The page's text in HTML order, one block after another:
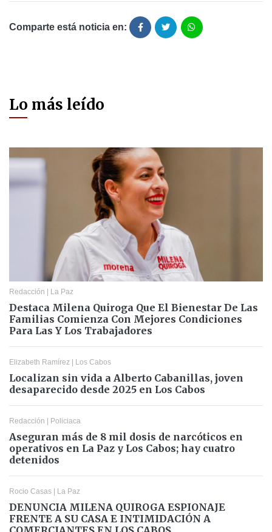
Comparte está noticia en:
Lo más leído
Redacción La Paz
Destaca Milena Quiroga Que El Bienestar De Las
Familias Comienza Con Mejores Condiciones
Para Las Y Los Trabajadores
Elizabeth Ramírez Los Cabos
Localizan sin vida a Alberto Cabanillas, joven
desaparecido desde 2025 en Los Cabos
Redacción Policiaca
Aseguran más de 8 mil dosis de narcóticos en
operativos en La Paz y Los Cabos; hay cuatro
detenidos
Rocio Casas La Paz
DENUNCIA MILENA QUIROGA ESPIONAJE
FRENTE A SU CASA E INTIMIDACIÓN A